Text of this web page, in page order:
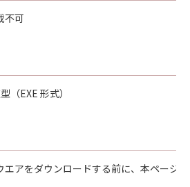
不可
（EXE 形式）
エアをダウンロードする前に、本ページ